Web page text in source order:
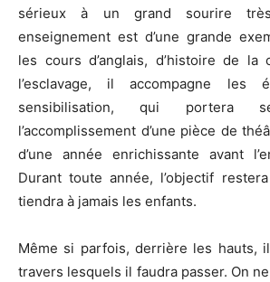
sérieux à un grand sourire
enseignement est d’une grande
les cours d’anglais, d’histoire de la
l’esclavage, il accompagne les
sensibilisation, qui portera
l’accomplissement d’une pièce de
d’une année enrichissante avant
Durant toute année, l’objectif
tiendra à jamais les enfants.
Même si parfois, derrière les hauts,
travers lesquels il faudra passer. On